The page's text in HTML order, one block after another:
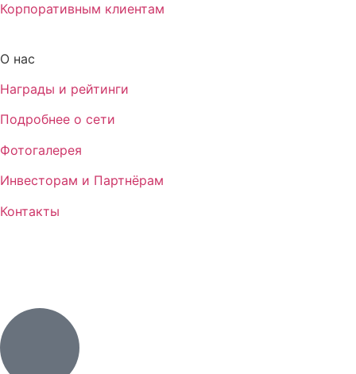
Корпоративным клиентам
О нас
Награды и рейтинги
Подробнее о сети
Фотогалерея
Инвесторам и Партнёрам
Контакты